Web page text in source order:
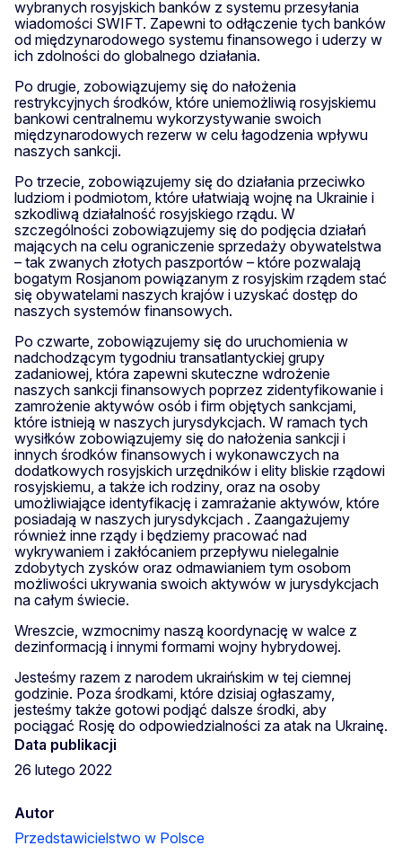
wybranych rosyjskich banków z systemu przesyłania
wiadomości SWIFT. Zapewni to odłączenie tych banków
od międzynarodowego systemu finansowego i uderzy w
ich zdolności do globalnego działania.
Po drugie, zobowiązujemy się do nałożenia
restrykcyjnych środków, które uniemożliwią rosyjskiemu
bankowi centralnemu wykorzystywanie swoich
międzynarodowych rezerw w celu łagodzenia wpływu
naszych sankcji.
Po trzecie, zobowiązujemy się do działania przeciwko
ludziom i podmiotom, które ułatwiają wojnę na Ukrainie i
szkodliwą działalność rosyjskiego rządu. W
szczególności zobowiązujemy się do podjęcia działań
mających na celu ograniczenie sprzedaży obywatelstwa
– tak zwanych złotych paszportów – które pozwalają
bogatym Rosjanom powiązanym z rosyjskim rządem stać
się obywatelami naszych krajów i uzyskać dostęp do
naszych systemów finansowych.
Po czwarte, zobowiązujemy się do uruchomienia w
nadchodzącym tygodniu transatlantyckiej grupy
zadaniowej, która zapewni skuteczne wdrożenie
naszych sankcji finansowych poprzez zidentyfikowanie i
zamrożenie aktywów osób i firm objętych sankcjami,
które istnieją w naszych jurysdykcjach. W ramach tych
wysiłków zobowiązujemy się do nałożenia sankcji i
innych środków finansowych i wykonawczych na
dodatkowych rosyjskich urzędników i elity bliskie rządowi
rosyjskiemu, a także ich rodziny, oraz na osoby
umożliwiające identyfikację i zamrażanie aktywów, które
posiadają w naszych jurysdykcjach . Zaangażujemy
również inne rządy i będziemy pracować nad
wykrywaniem i zakłócaniem przepływu nielegalnie
zdobytych zysków oraz odmawianiem tym osobom
możliwości ukrywania swoich aktywów w jurysdykcjach
na całym świecie.
Wreszcie, wzmocnimy naszą koordynację w walce z
dezinformacją i innymi formami wojny hybrydowej.
Jesteśmy razem z narodem ukraińskim w tej ciemnej
godzinie. Poza środkami, które dzisiaj ogłaszamy,
jesteśmy także gotowi podjąć dalsze środki, aby
pociągać Rosję do odpowiedzialności za atak na Ukrainę.
Data publikacji
26 lutego 2022
Autor
Przedstawicielstwo w Polsce